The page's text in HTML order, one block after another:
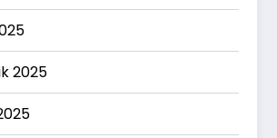
2025